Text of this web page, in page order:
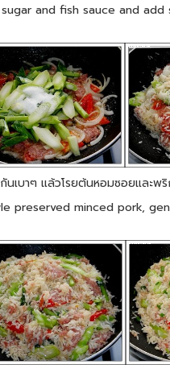
and fish sauce and
นเบาๆ แล้วโรยต้นหอมซอยและพ
preserved minced pork,